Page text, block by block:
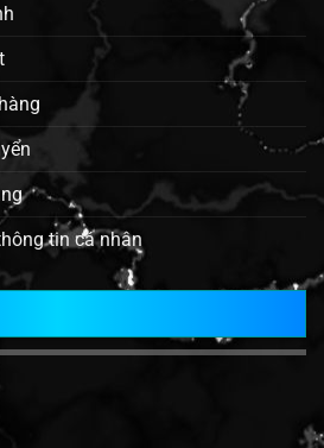
tin cá nhân